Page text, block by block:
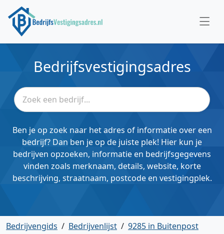
Bedrijfsvestigingsadres
Ben je op zoek naar het adres of informatie over een
bedrijf? Dan ben je op de juiste plek! Hier kun je
bedrijven opzoeken, informatie en bedrijfsgegevens
vinden zoals merknaam, details, website, korte
beschrijving, straatnaam, postcode en vestigingplek.
Bedrijvengids / Bedrijvenlijst / 9285 in Buitenpost